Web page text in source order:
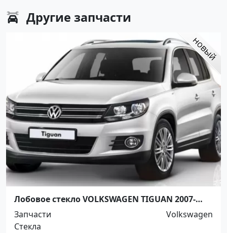
Другие запчасти
Лобовое стекло VOLKSWAGEN TIGUAN 2007-
2016 Краснодар
Запчасти
Volkswagen
Стекла